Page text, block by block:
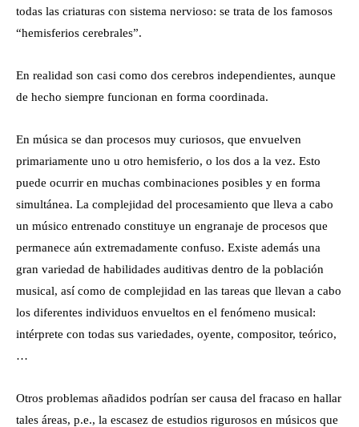
todas las criaturas con sistema nervioso: se trata de los famosos
“hemisferios cerebrales”.
En realidad son casi como dos cerebros independientes, aunque
de hecho siempre funcionan en forma coordinada.
En música se dan procesos muy curiosos, que envuelven
primariamente uno u otro hemisferio, o los dos a la vez. Esto
puede ocurrir en muchas combinaciones posibles y en forma
simultánea. La complejidad del procesamiento que lleva a cabo
un músico entrenado constituye un engranaje de procesos que
permanece aún extremadamente confuso. Existe además una
gran variedad de habilidades auditivas dentro de la población
musical, así como de complejidad en las tareas que llevan a cabo
los diferentes individuos envueltos en el fenómeno musical:
intérprete con todas sus variedades, oyente, compositor, teórico,
…
Otros problemas añadidos podrían ser causa del fracaso en hallar
tales áreas, p.e., la escasez de estudios rigurosos en músicos que